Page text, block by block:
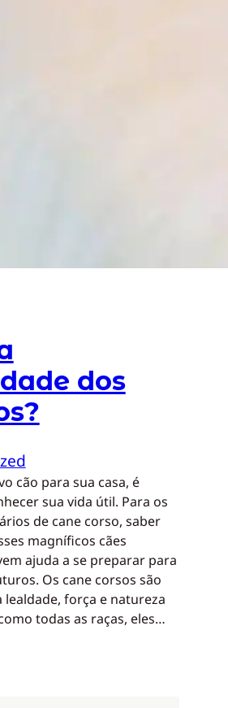
dos
cão para sua casa, é
sua vida útil. Para os
de cane corso, saber
magníficos cães
ajuda a se preparar para
Os cane corsos são
força e natureza
todas as raças, eles…